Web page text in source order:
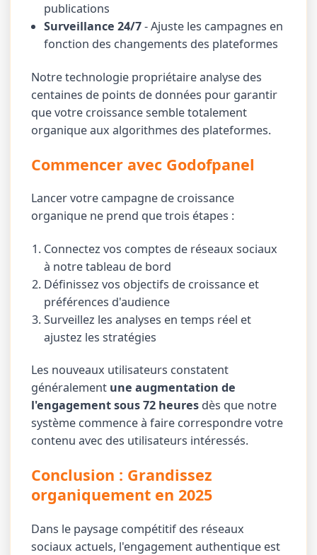
publications
Surveillance 24/7- Ajuste les campagnes en
fonction des changements des plateformes
Notre technologie propriétaire analyse des
centaines de points de données pour garantir
que votre croissance semble totalement
organique aux algorithmes des plateformes.
Commencer avec Godofpanel
Lancer votre campagne de croissance
organique ne prend que trois étapes :
Connectez vos comptes de réseaux sociaux
à notre tableau de bord
Définissez vos objectifs de croissance et
préférences d'audience
Surveillez les analyses en temps réel et
ajustez les stratégies
Les nouveaux utilisateurs constatent
généralement une augmentation de
l'engagement sous 72 heures dès que notre
système commence à faire correspondre votre
contenu avec des utilisateurs intéressés.
Conclusion : Grandissez
organiquement en 2025
Dans le paysage compétitif des réseaux
sociaux actuels, l'engagement authentique est